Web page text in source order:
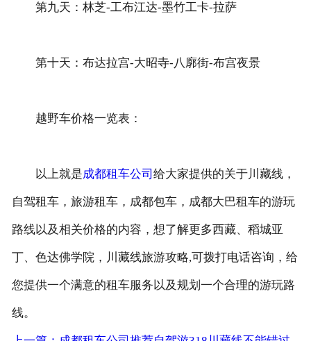
第九天：林芝-工布江达-墨竹工卡-拉萨
第十天：布达拉宫-大昭寺-八廓街-布宫夜景
越野车价格一览表：
以上就是成都租车公司 给大家提供的关于川藏线，
自驾租车，旅游租车，成都包车，成都大巴租车的游玩
路线以及相关价格的内容，想了解更多西藏、稻城亚
丁、色达佛学院，川藏线旅游攻略,可拨打电话咨询，给
您提供一个满意的租车服务以及规划一个合理的游玩路
线。